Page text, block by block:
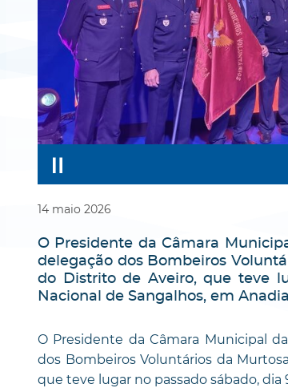
14 maio 2026
O Presidente da Câmara
delegação dos Bombeiros
do Distrito de Aveiro, que teve
Nacional de Sangalhos, em
O Presidente da Câmara Municipal
dos Bombeiros Voluntários da
que teve lugar no passado sábado,